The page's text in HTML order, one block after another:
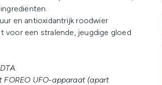
en antioxidantrijk roodwier
voor een stralende, jeugdige gloed
UFO-apparaat (apart